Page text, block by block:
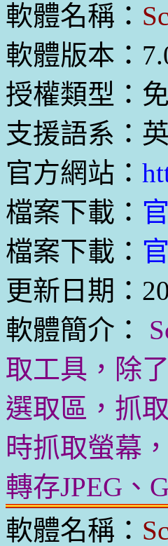
軟體名稱：
軟體版本：
授權類型：
支援語系：
官方網站：
檔案下載：
檔案下載：
更新日期：
軟體簡介：
取工具，除
選取區，抓
時抓取螢幕
轉存JPEG、
軟體名稱：